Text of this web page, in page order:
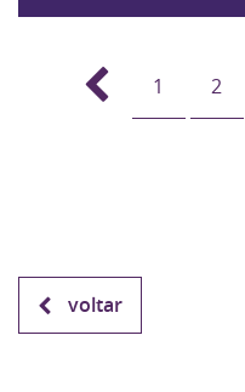
1 2
voltar